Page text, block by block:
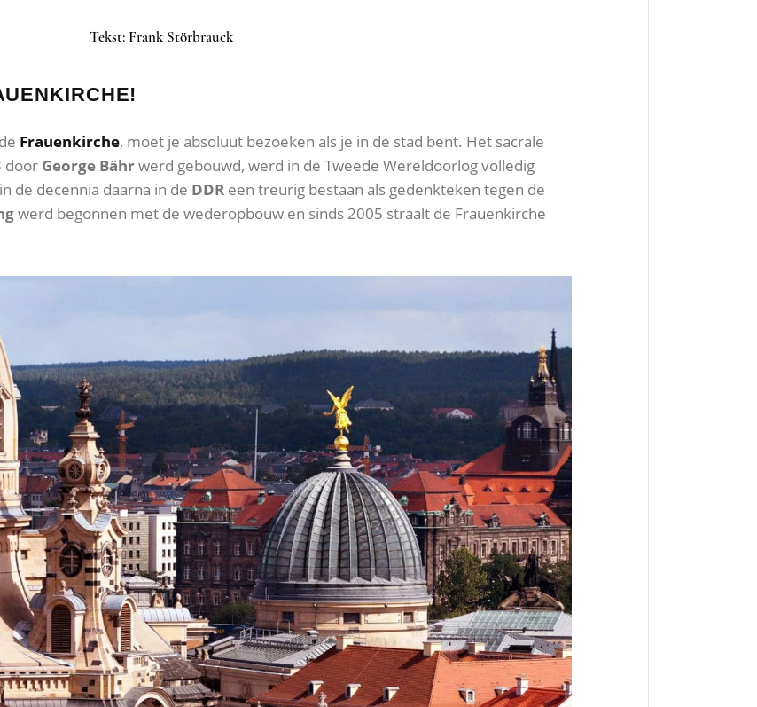
Tekst: Frank Störbrauck
Frauenkirche, moet je absoluut bezoeken als je in de stad bent. Het sacrale
door George Bährwerd gebouwd, werd in de Tweede Wereldoorlog volledig
de decennia daarna in de DDR een treurig bestaan als gedenkteken tegen de
werd begonnen met de wederopbouw en sinds 2005 straalt de Frauenkirche